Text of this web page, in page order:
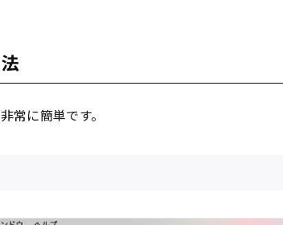
常に簡単です。